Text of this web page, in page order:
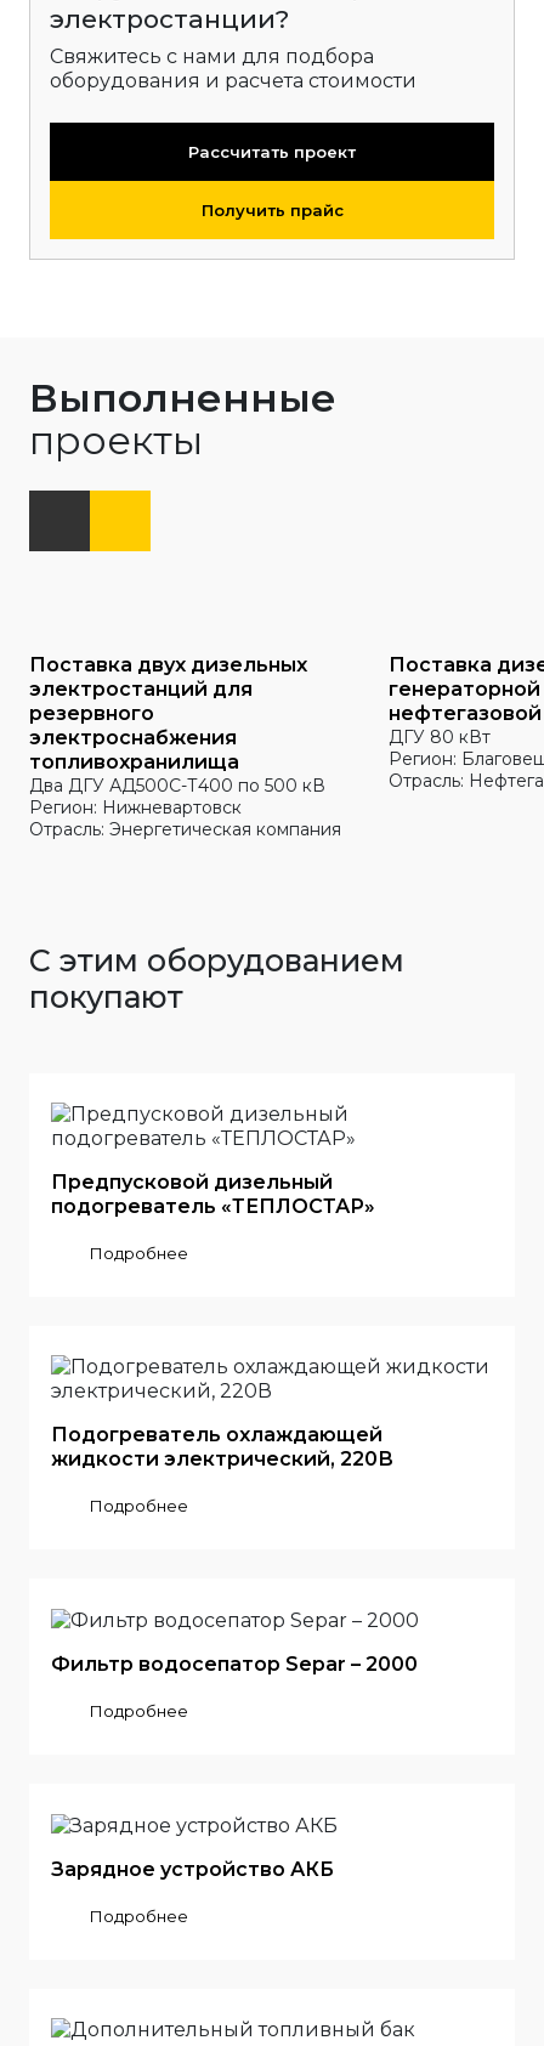
электростанции?
Свяжитесь с нами для подбора
оборудования и расчета стоимости
Рассчитать проект
Получить прайс
Выполненные
проекты
Поставка двух дизельных
электростанций для
резервного
электроснабжения
топливохранилища
Два ДГУ АД500С-Т400 по 500 кВ
Регион: Нижневартовск
Отрасль: Энергетическая компания
Поставка
ДГУ 80 кВт
Регион:
Отрасль:
С этим оборудованием
покупают
Предпусковой дизельный
подогреватель «ТЕПЛОСТАР»
Подробнее
Подогреватель охлаждающей
жидкости электрический, 220В
Подробнее
Фильтр водосепатор Separ – 2000
Подробнее
Зарядное устройство АКБ
Подробнее